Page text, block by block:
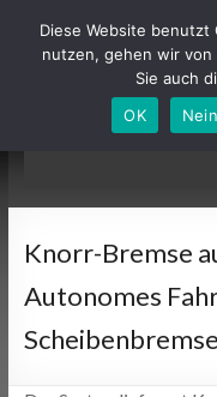
Knorr-Bremse
Autonomes
Scheibenbremse
Diese Website benutzt
nutzen, gehen wir von
Sie auch
OK
Nein